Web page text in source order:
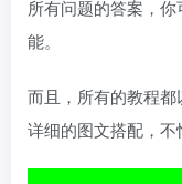
所有问题的答案，
能。
而且，所有的教程
详细的图文搭配，